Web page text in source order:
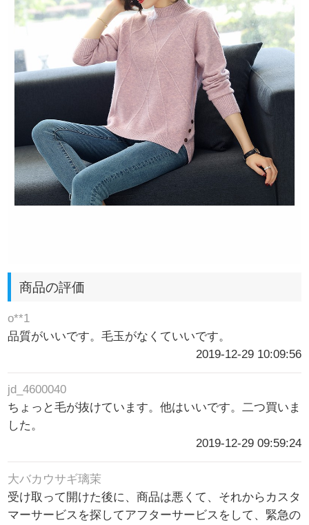
商品の評価
o**1
品質がいいです。毛玉がなくていいです。
2019-12-29 10:09:56
jd_4600040
ちょっと毛が抜けています。他はいいです。二つ買いま
した。
2019-12-29 09:59:24
大バカウサギ璃茉
受け取って開けた後に、商品は悪くて、それからカスタ
マーサービスを探してアフターサービスをして、緊急の